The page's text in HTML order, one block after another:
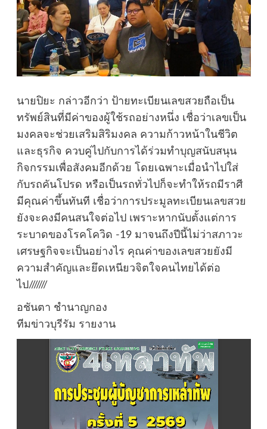
นายปิยะ กล่าวอีกว่า ป้ายทะเบียนเลขสวยถือเป็น
ทรัพย์สินที่มีค่าของผู้ใช้รถอย่างหนึ่ง เชื่อว่าเลขเป็น
มงคลจะช่วยเสริมสิริมงคล ความก้าวหน้าในชีวิต
และธุรกิจ ควบคู่ไปกับการได้ร่วมทำบุญสนับสนุน
กิจกรรมเพื่อสังคมอีกด้วย โดยเฉพาะเมื่อนำไปใส่
กับรถคันโปรด หรือเป็นรถทั่วไปก็จะทำให้รถมีราศี
มีคุณค่าขึ้นทันที เชื่อว่าการประมูลทะเบียนเลขสวย
ยังจะคงมีคนสนใจต่อไป เพราะหากนับตั้งแต่การ
ระบาดของโรคโควิด -19 มาจนถึงปีนี้ไม่ว่าสภาวะ
เศรษฐกิจจะเป็นอย่างไร คุณค่าของเลขสวยยังมี
ความสำคัญและยึดเหนียวจิตใจคนไทยได้ต่อ
ไป///////
อชันตา ชำนาญกอง
ทีมข่าวบุรีรัม รายงาน